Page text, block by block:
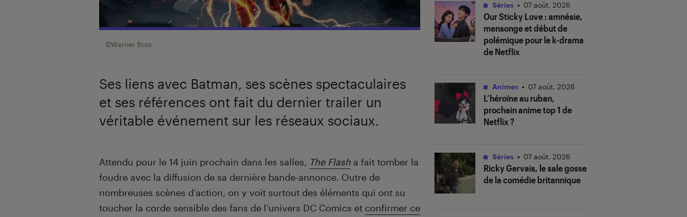
©Warner Bros
Ses liens avec Batman, ses scènes spectaculaires
et ses références ont fait du dernier trailer un
véritable événement sur les réseaux sociaux.
Introduction
Attendu pour le 14 juin prochain dans les salles, The Flash a fait tomber la
foudre avec la diffusion de sa dernière bande-annonce. Outre de
nombreuses scènes d’action, on y voit surtout des éléments qui ont su
toucher la corde sensible des fans de l’univers DC Comics et confirmer ce
Our Sticky Love: amnésie,
mensonge et début de
polémique pour le k-drama
de Netflix
Séries • 07 août. 2026
L’héroïne au ruban,
prochain anime top 1 de
Netflix ?
Animes • 07 août. 2026
Ricky Gervais, le sale gosse
de la comédie britannique
Séries • 07 août. 2026